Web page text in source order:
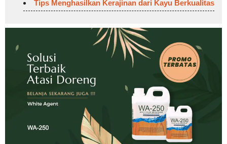
Tips Menghasilkan Kerajinan dari Kayu Berkualitas